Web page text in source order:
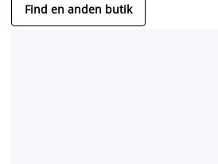
Find en anden butik